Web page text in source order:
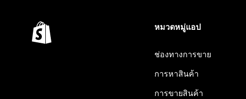
หมวดหมู่แอป
ช่องทางการขาย
การหาสินค้า
การขายสินค้า